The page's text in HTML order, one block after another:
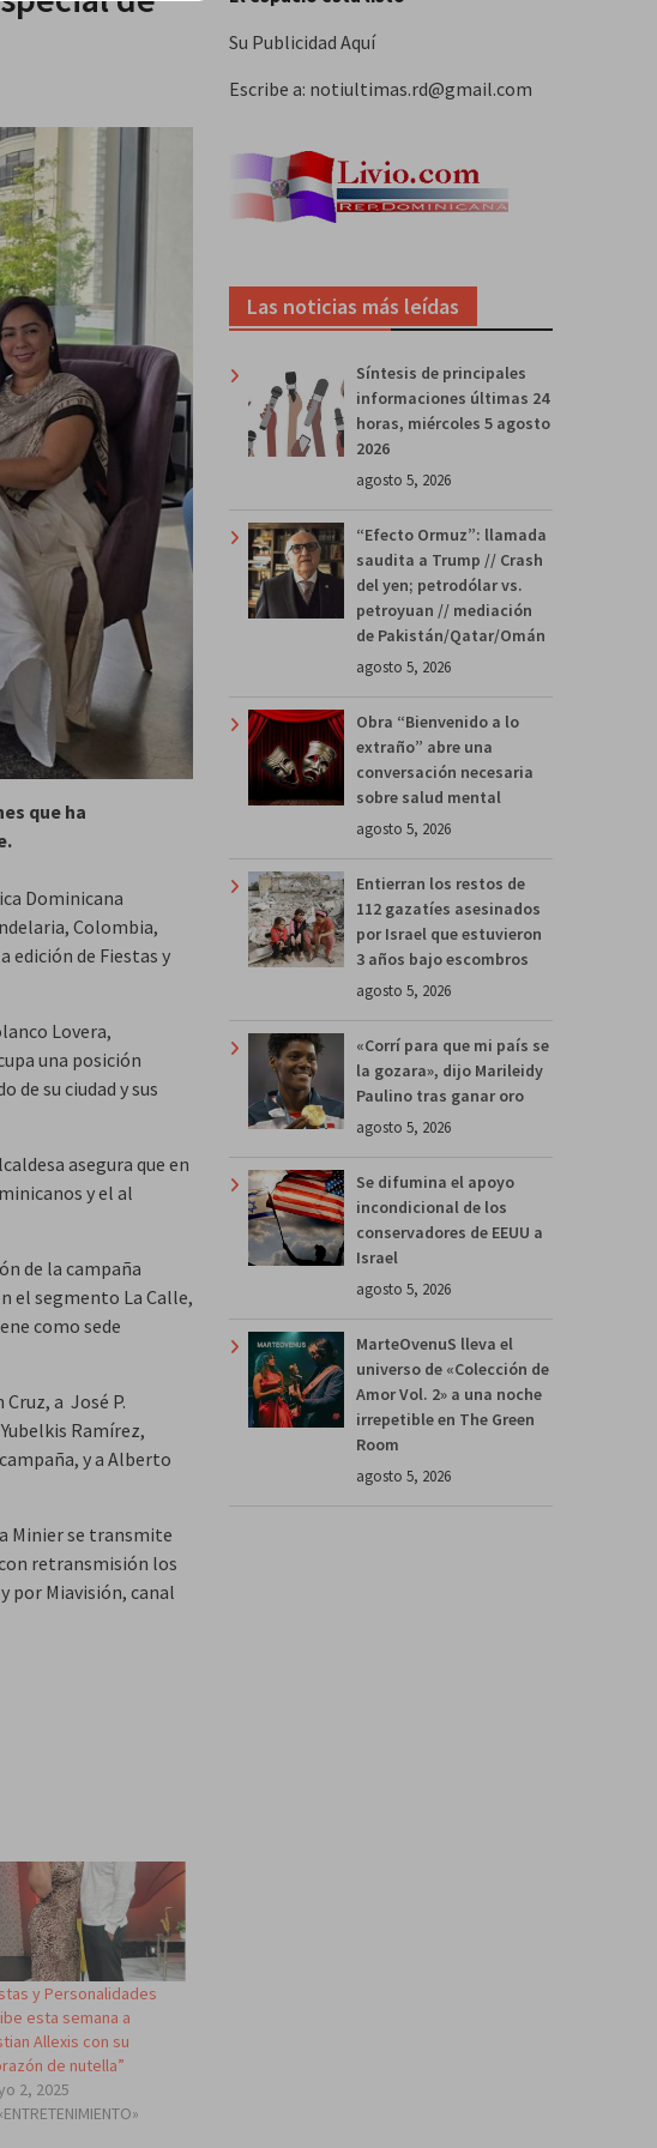
que ha
Dominicana
Colombia,
edición de Fiestas y
Lovera,
una posición
de su ciudad y sus
asegura que en
y el al
de la campaña
el segmento La Calle,
como sede
a José P.
Ramírez,
y a Alberto
Minier se transmite
con retransmisión los
por Miavisión, canal
y Personalidades
esta semana a
Allexis con su
de nutella”
2, 2025
Su Publicidad Aquí
Escribe a: notiultimas.rd@gmail.com
Las noticias más leídas
Síntesis de principales
informaciones últimas 24
horas, miércoles 5 agosto
2026
agosto 5, 2026
“Efecto Ormuz”: llamada
saudita a Trump // Crash
del yen; petrodólar vs.
petroyuan // mediación
de Pakistán/Qatar/Omán
agosto 5, 2026
Obra “Bienvenido a lo
extraño” abre una
conversación necesaria
sobre salud mental
agosto 5, 2026
Entierran los restos de
112 gazatíes asesinados
por Israel que estuvieron
3 años bajo escombros
agosto 5, 2026
«Corrí para que mi país se
la gozara», dijo Marileidy
Paulino tras ganar oro
agosto 5, 2026
Se difumina el apoyo
incondicional de los
conservadores de EEUU a
Israel
agosto 5, 2026
MarteOvenuS lleva el
universo de «Colección de
Amor Vol. 2» a una noche
irrepetible en The Green
Room
agosto 5, 2026